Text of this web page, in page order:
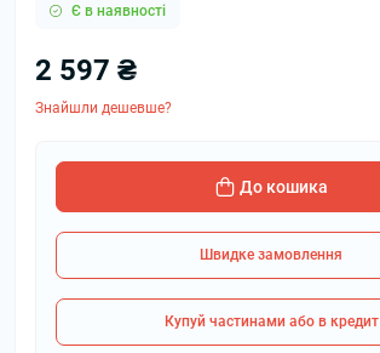
Є в наявності
2 597 ₴
Знайшли дешевше?
До кошика
Швидке замовлення
Купуй частинами або в кредит